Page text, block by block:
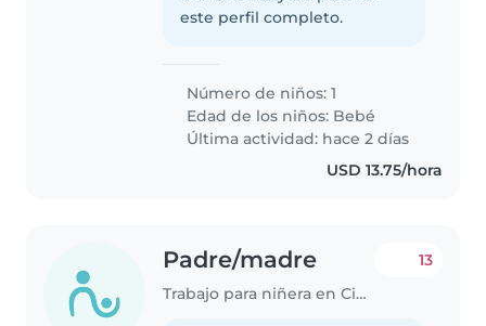
este perfil completo.
Número de niños: 1
Edad de los niños: Bebé
Última actividad: hace 2 días
USD 13.75/hora
Padre/madre
Trabajo para niñera en Ciudad de Colón
13